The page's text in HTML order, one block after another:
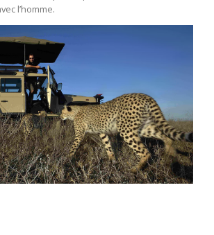
l’homme.